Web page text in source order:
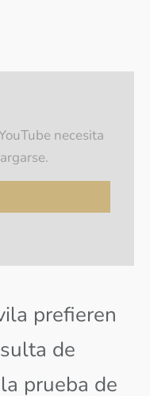
necesita
prefieren
de
prueba de